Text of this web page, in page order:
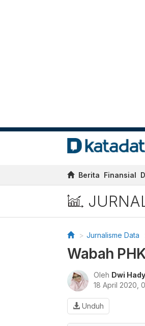
Berita Finansial
Jurnalisme Data
Wabah
Oleh Dwi
18 April 2020,
Unduh